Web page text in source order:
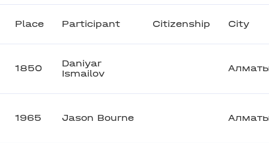
Place Participant Citizenship City
1850
Daniyar
Ismailov
1965 Jason Bourne